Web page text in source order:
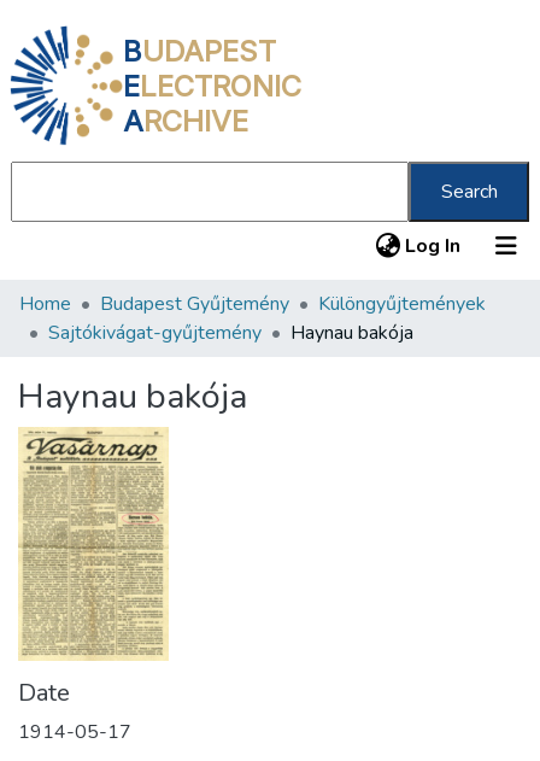
BUDAPEST
ELECTRONIC
ARCHIVE
Search
Log In (current)
Communities & Collections
Statistics
About us
Home Budapest Gyűjtemény
Különgyűjtemények
Sajtókivágat-gyűjtemény
Haynau bakója
Haynau bakója
Date
1914-05-17